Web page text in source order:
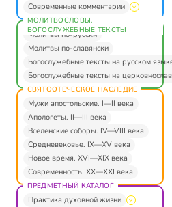
Современные комментарии
МОЛИТВОСЛОВЫ.
БОГОСЛУЖЕБНЫЕ ТЕКСТЫ
Молитвы по-русски
Молитвы по-славянски
Богослужебные тексты на русском
Богослужебные тексты на
СВЯТООТЕЧЕСКОЕ НАСЛЕДИЕ
Мужи апостольские. I—II века
Апологеты. II—III века
Вселенские соборы. IV—VIII века
Средневековье. IX—XV века
Новое время. XVI—XIX века
Современность. XX—XXI века
ПРЕДМЕТНЫЙ КАТАЛОГ
Практика духовной жизни